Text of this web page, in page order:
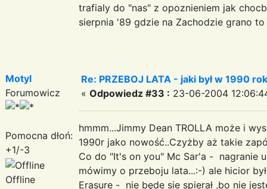
trafialy do "nas" z opoznieniem jak
sierpnia '89 gdzie na Zachodzie grano
Motyl
Forumowicz
Pomocna dłoń:
+1/-3
Offline
Re: PRZEBOJ LATA - jaki był w 1990
« Odpowiedz #33 : 23-06-2004
hmmm...Jimmy Dean TROLLA może i
1990r jako nowość..Czyżby aż takie
Co do "It's on you" Mc Sar'a - nagranie
mówimy o przeboju lata...:-) ale hicior
Erasure - nie będe sie spierał ,bo nie